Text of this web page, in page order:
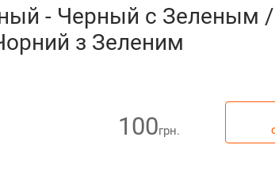
- Черный с Зеленым /
з Зеленим
100грн.